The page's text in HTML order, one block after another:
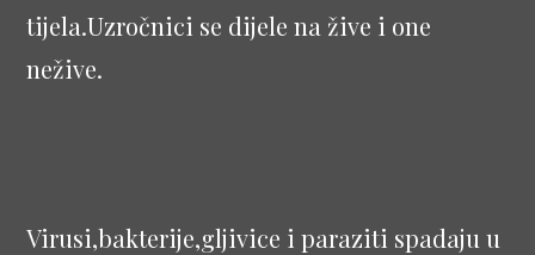
tijela.Uzročnici se dijele na žive i one
nežive.
Virusi,bakterije,gljivice i paraziti spadaju u